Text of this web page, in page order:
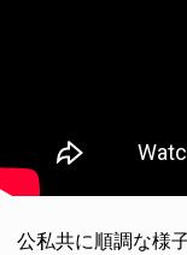
公私共に順調な様